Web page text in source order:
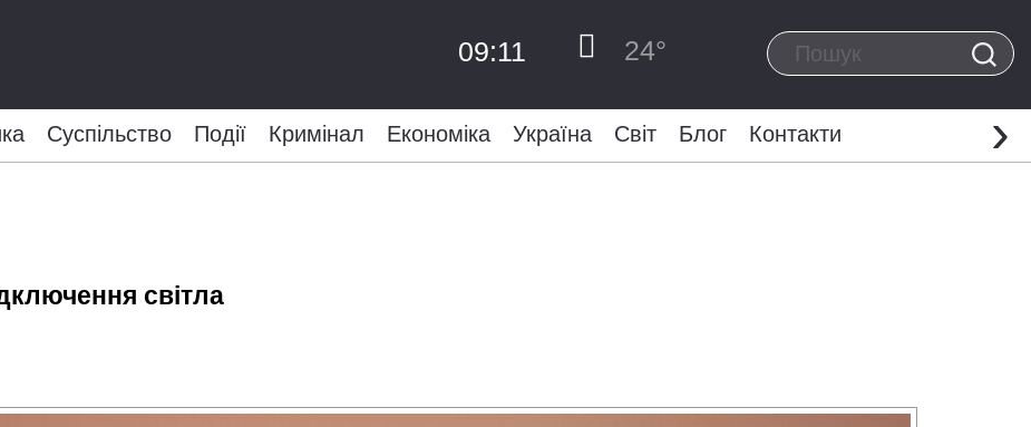
09:11 24°
Суспільство Події Кримінал Економіка Україна Світ Блог Контакти ›
світла